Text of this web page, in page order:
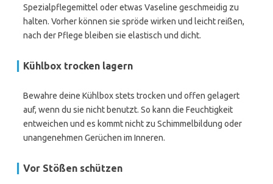
Spezialpflegemittel oder etwas Vaseline geschmeidig zu
halten. Vorher können sie spröde wirken und leicht reißen,
nach der Pflege bleiben sie elastisch und dicht.
Kühlbox trocken lagern
Bewahre deine Kühlbox stets trocken und offen gelagert
auf, wenn du sie nicht benutzt. So kann die Feuchtigkeit
entweichen und es kommt nicht zu Schimmelbildung oder
unangenehmen Gerüchen im Inneren.
Vor Stößen schützen